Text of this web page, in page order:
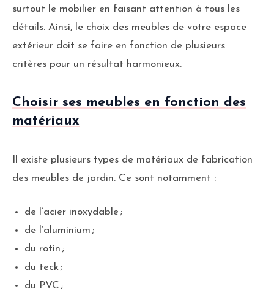
surtout le mobilier en faisant attention à tous les
détails. Ainsi, le choix des meubles de votre espace
extérieur doit se faire en fonction de plusieurs
critères pour un résultat harmonieux.
Choisir ses meubles en fonction des
matériaux
Il existe plusieurs types de matériaux de fabrication
des meubles de jardin. Ce sont notamment :
de l’acier inoxydable ;
de l’aluminium ;
du rotin ;
du teck ;
du PVC ;